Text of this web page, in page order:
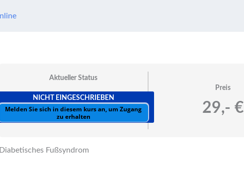
Aktueller Status
NICHT EINGESCHRIEBEN
Melden Sie sich in diesem kurs an, um Zugang
zu erhalten
Preis
29,- €
Diabetisches Fußsyndrom